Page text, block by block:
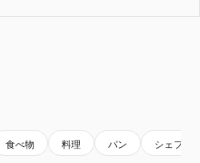
食べ物 料理 パン シェフ